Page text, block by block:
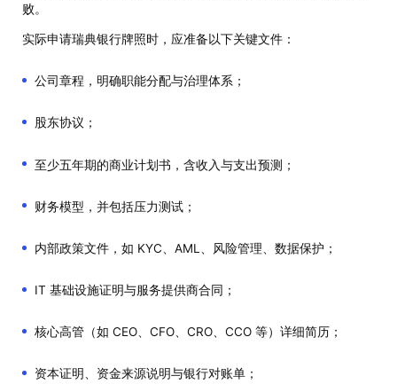
败。
实际申请瑞典银行牌照时，应准备以下关键文件：
公司章程，明确职能分配与治理体系；
股东协议；
至少五年期的商业计划书，含收入与支出预测；
财务模型，并包括压力测试；
内部政策文件，如 KYC、AML、风险管理、数据保护；
IT 基础设施证明与服务提供商合同；
核心高管（如 CEO、CFO、CRO、CCO 等）详细简历；
资本证明、资金来源说明与银行对账单；